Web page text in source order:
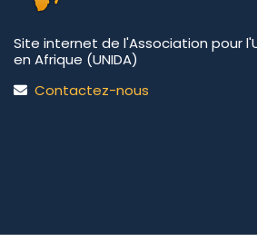
Site internet de l'Association pour
en Afrique (UNIDA)
Contactez-nous